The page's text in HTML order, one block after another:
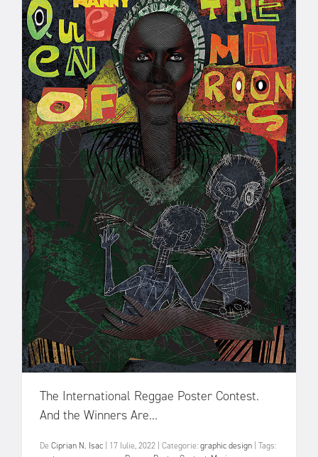
The International Reggae Poster Contest.
And the Winners Are...
De Ciprian N. Isac 17 Iulie, 2022 Categorie:graphic design Tags: